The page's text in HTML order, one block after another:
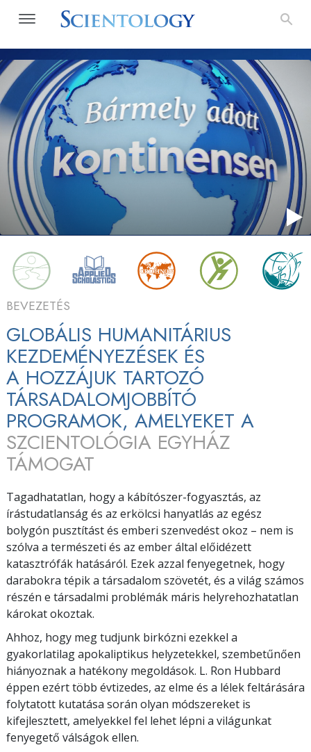
BEVEZETÉS
GLOBÁLIS HUMANITÁRIUS
KEZDEMÉNYEZÉSEK ÉS
A HOZZÁJUK TARTOZÓ
TÁRSADALOMJOBBÍTÓ
PROGRAMOK, AMELYEKET A
SZCIENTOLÓGIA EGYHÁZ
TÁMOGAT
Tagadhatatlan, hogy a kábítószer-fogyasztás, az
írástudatlanság és az erkölcsi hanyatlás az egész
bolygón pusztítást és emberi szenvedést okoz – nem is
szólva a természeti és az ember által előidézett
katasztrófák hatásáról. Ezek azzal fenyegetnek, hogy
darabokra tépik a társadalom szövetét, és a világ számos
részén e társadalmi problémák máris helyrehozhatatlan
károkat okoztak.
Ahhoz, hogy meg tudjunk birkózni ezekkel a
gyakorlatilag apokaliptikus helyzetekkel, szembetűnően
hiányoznak a hatékony megoldások. L. Ron Hubbard
éppen ezért több évtizedes, az elme és a lélek feltárására
folytatott kutatása során olyan módszereket is
kifejlesztett, amelyekkel fel lehet lépni a világunkat
fenyegető válságok ellen.